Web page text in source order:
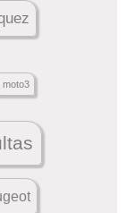
moto3